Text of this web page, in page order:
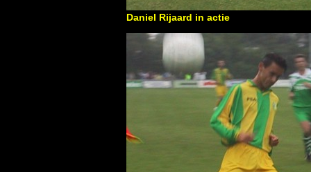
Daniel Rijaard in actie